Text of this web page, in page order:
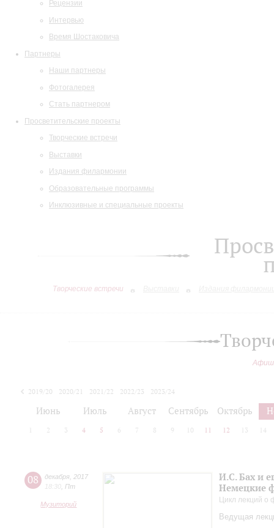
Рецензии
Интервью
Время Шостаковича
Партнеры
Наши партнеры
Фотогалерея
Стать партнером
Просветительские проекты
Творческие встречи
Выставки
Издания филармонии
Образовательные программы
Инклюзивные и специальные проекты
Творческие встречи
2019/20 2020/21 2021/22 2022/23
2023/24
Июнь Июль Август Сентябрь Октябрь
2 3 4 5 6 7 8 9 10 11 12 13 14
08 декабря 2017
18:30 Пт
Музиторий
И.С. Бах и
Немецкие
Цикл лекций о
Ведущая